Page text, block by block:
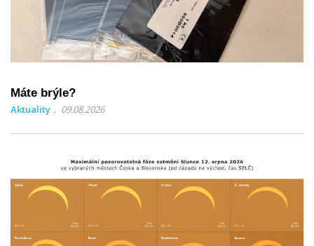
Máte brýle?
Aktuality 09.08.2026